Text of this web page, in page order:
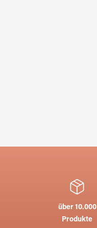
über 10.000
Produkte